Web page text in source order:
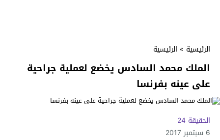
الرئيسية » الرئيسية
الملك محمد السادس يخضع لعملية جراحية
على عينه بفرنسا
الحقيقة 24
6 سبتمبر 2017